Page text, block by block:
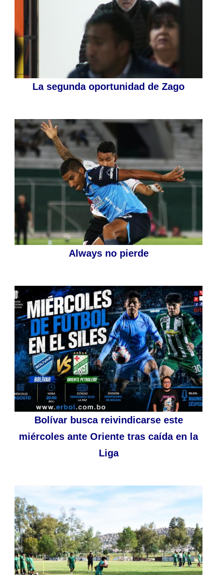
La segunda oportunidad de Zago
Always no pierde
Bolívar busca reivindicarse este
miércoles ante Oriente tras caída en la
Liga